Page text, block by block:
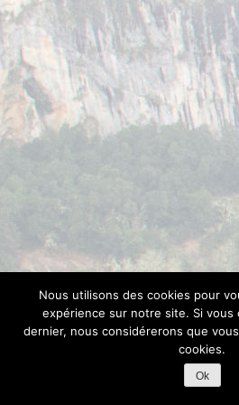
Nous utilisons des cookies pour
expérience sur notre site. Si vous
dernier, nous considérerons que
cookies.
Ok